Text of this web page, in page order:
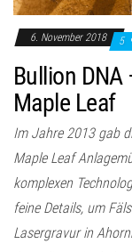
6. November 2018 5
Bullion
Maple Leaf
Im Jahre 2013 gab
Maple Leaf
komplexen
feine Details, um
Lasergravur in